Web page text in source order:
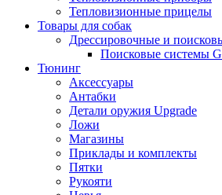
Тепловизионные прицелы
Товары для собак
Дрессировочные и
Поисковые системы
Тюнинг
Аксессуары
Антабки
Детали оружия Upgrade
Ложи
Магазины
Приклады и комплекты
Пятки
Рукояти